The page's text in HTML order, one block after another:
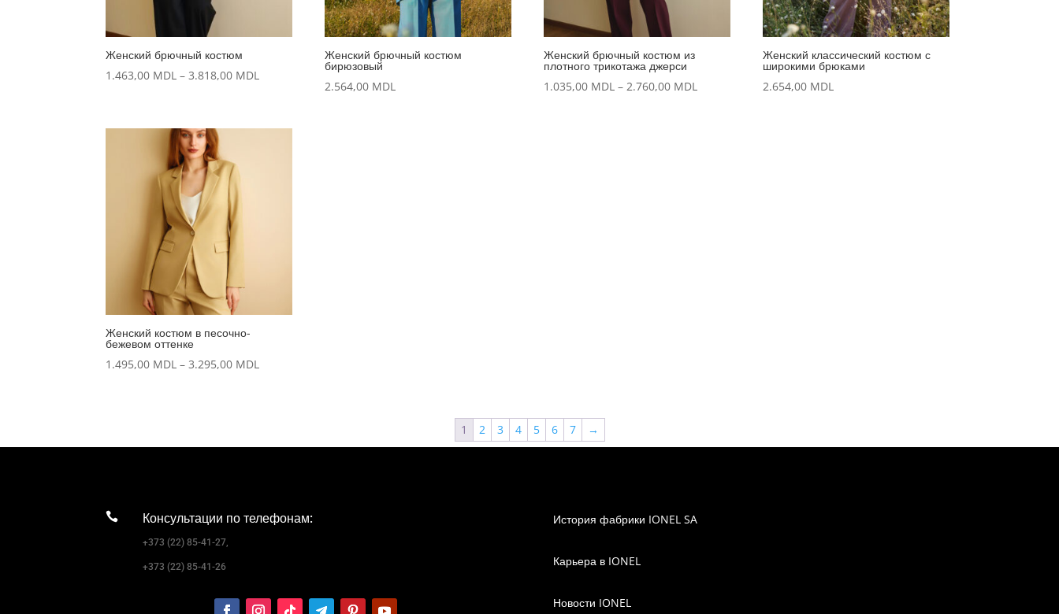
Женский брючный костюм
1.463,00 MDL – 3.818,00 MDL
–
Женский брючный костюм
бирюзовый
2.564,00 MDL
Женский брючный костюм из
плотного трикотажа джерси
1.035,00 MDL – 2.760,00 MDL
Женский классический костюм с
широкими брюками
2.654,00 MDL
Женский костюм в песочно-
бежевом оттенке
1.495,00 MDL – 3.295,00 MDL
1 2 3 4 5 6 7 →
 Консультации по телефонам:
+373 (22) 85-41-27,
+373 (22) 85-41-26
История фабрики IONEL SA
Карьера в IONEL
Новости IONEL